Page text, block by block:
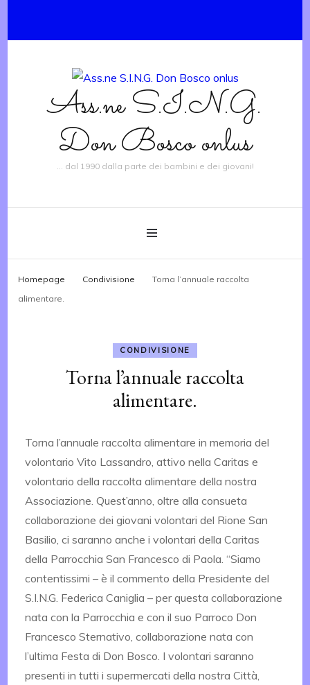
Ass.ne S.I.N.G.
Don Bosco onlus
… dal 1990 dalla parte dei bambini e dei giovani!
Homepage Condivisione
Torna l’annuale raccolta
alimentare.
CONDIVISIONE
Torna l’annuale raccolta
alimentare.
Torna l’annuale raccolta alimentare in memoria del
volontario Vito Lassandro, attivo nella Caritas e
volontario della raccolta alimentare della nostra
Associazione. Quest’anno, oltre alla consueta
collaborazione dei giovani volontari del Rione San
Basilio, ci saranno anche i volontari della Caritas
della Parrocchia San Francesco di Paola. “Siamo
contentissimi – è il commento della Presidente del
S.I.N.G. Federica Caniglia – per questa collaborazione
nata con la Parrocchia e con il suo Parroco Don
Francesco Sternativo, collaborazione nata con
l’ultima Festa di Don Bosco. I volontari saranno
presenti in tutti i supermercati della nostra Città,